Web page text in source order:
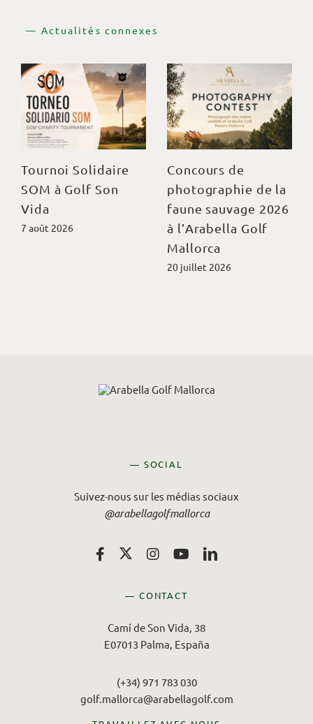
— Actualités connexes
Tournoi Solidaire
SOM à Golf Son
Vida
7 août 2026
Concours de
photographie de la
faune sauvage 2026
à l’Arabella Golf
Mallorca
20 juillet 2026
— SOCIAL
Suivez-nous sur les médias sociaux
@arabellagolfmallorca
— CONTACT
Camí de Son Vida, 38
E07013 Palma, España
(+34) 971 783 030
golf.mallorca@arabellagolf.com